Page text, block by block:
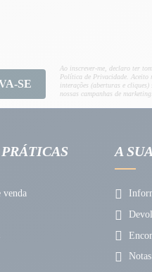
SE
Ao inscrever-me, declaro ter
Política de Privacidade. Aceito
interações (aberturas e
nossas campanhas de marketing.
venda
A